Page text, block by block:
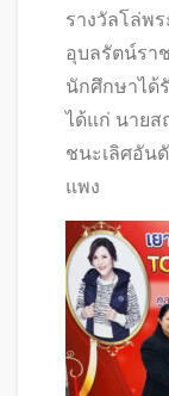
รางวัลโล่พ
อุบลรัตน์ร
นักศึกษาได้
ได้แก่ นายส
ชนะเลิศอัน
แพง